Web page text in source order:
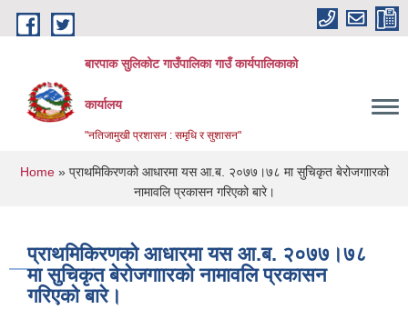
Skip to main content
बारपाक सुलिकोट गाउँपालिका गाउँ कार्यपालिकाको
कार्यालय
"नतिजामुखी प्रशासन : समृधि र सुशासन"
You are here
Home» प्राथमिकिरणको आधारमा यस आ.ब. २०७७।७८ मा सुचिकृत बेरोजगाारको
नामावलि प्रकासन गरिएको बारे।
प्राथमिकिरणको आधारमा यस आ.ब. २०७७।७८
मा सुचिकृत बेरोजगाारको नामावलि प्रकासन
गरिएको बारे।